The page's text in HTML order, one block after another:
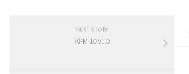
NEXT STORY
KPM-10 V1.0